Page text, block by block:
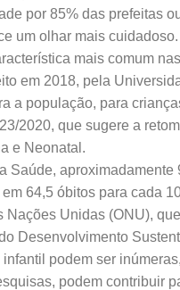
por 85% das prefeitas
um olhar mais cuidadoso.
mais comum
em 2018, pela
a população, para
2020, que sugere a
e Neonatal.
Saúde,
64,5 óbitos para cada
Nações Unidas (ONU),
Desenvolvimento
podem ser
podem contribuir